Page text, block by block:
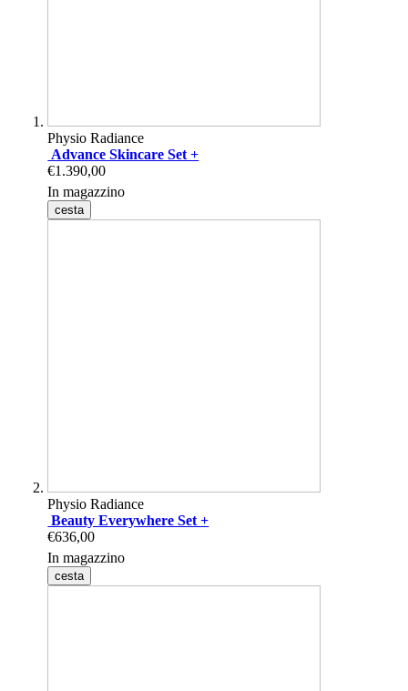
Physio Radiance
Advance Skincare Set +
€1.390,00
In magazzino
cesta
Physio Radiance
Beauty Everywhere Set +
€636,00
In magazzino
cesta